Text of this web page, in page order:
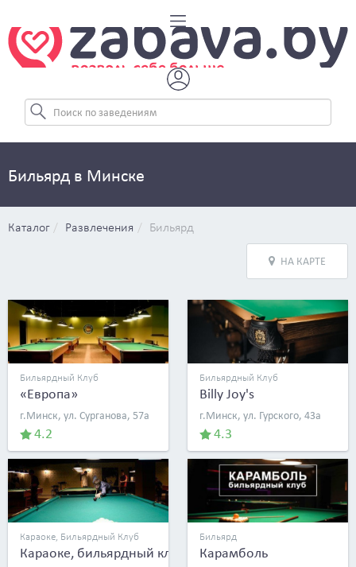
Бильярд в Минске
Каталог Развлечения Бильярд
НА КАРТЕ
Бильярдный Клуб
«Европа»
г.Минск, ул. Сурганова, 57а
4.2
Бильярдный Клуб
Billy Joy's
г.Минск, ул. Гурского, 43а
4.3
Караоке, Бильярдный Клуб
Караоке, бильярдный клуб «Европа»
Бильярд
Карамболь